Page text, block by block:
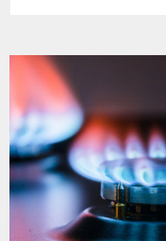
Киеве:
в
каких
заведениях
можно
заказать
доставку